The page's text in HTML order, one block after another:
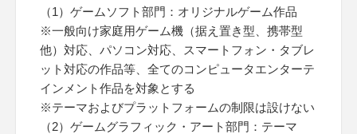
（1）ゲームソフト部門：オリジナルゲーム作品
※一般向け家庭用ゲーム機（据え置き型、携帯型
他）対応、パソコン対応、スマートフォン・タブレ
ット対応の作品等、全てのコンピュータエンターテ
インメント作品を対象とする
※テーマおよびプラットフォームの制限は設けない
（2）ゲームグラフィック・アート部門：テーマ